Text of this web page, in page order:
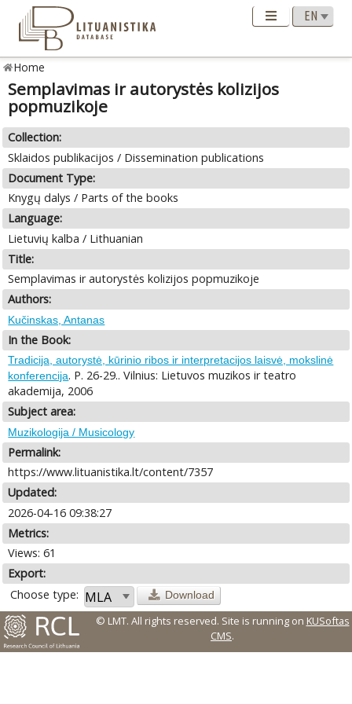
Home
Semplavimas ir autorystės kolizijos
popmuzikoje
Collection:
Sklaidos publikacijos / Dissemination publications
Document Type:
Knygų dalys / Parts of the books
Language:
Lietuvių kalba / Lithuanian
Title:
Semplavimas ir autorystės kolizijos popmuzikoje
Authors:
Kučinskas, Antanas
In the Book:
Tradicija, autorystė, kūrinio ribos ir interpretacijos laisvė, mokslinė
konferencija. P. 26-29.. Vilnius: Lietuvos muzikos ir teatro
akademija, 2006
Subject area:
Muzikologija / Musicology
Permalink:
https://www.lituanistika.lt/content/7357
Updated:
2026-04-16 09:38:27
Metrics:
Views: 61
Export:
Choose type:
Download
© LMT. All rights reserved. Site is running on KUSoftas
CMS.